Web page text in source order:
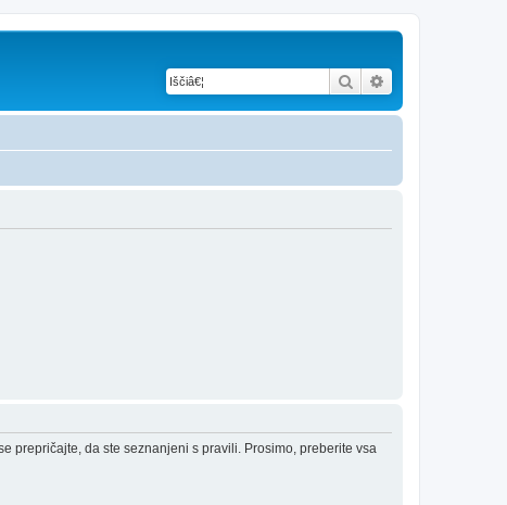
Iskanje
prepričajte, da ste seznanjeni s pravili. Prosimo, preberite vsa